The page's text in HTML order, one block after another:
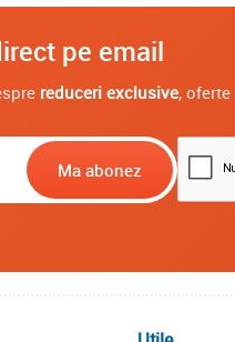
pe email
reduceri exclusive, oferte